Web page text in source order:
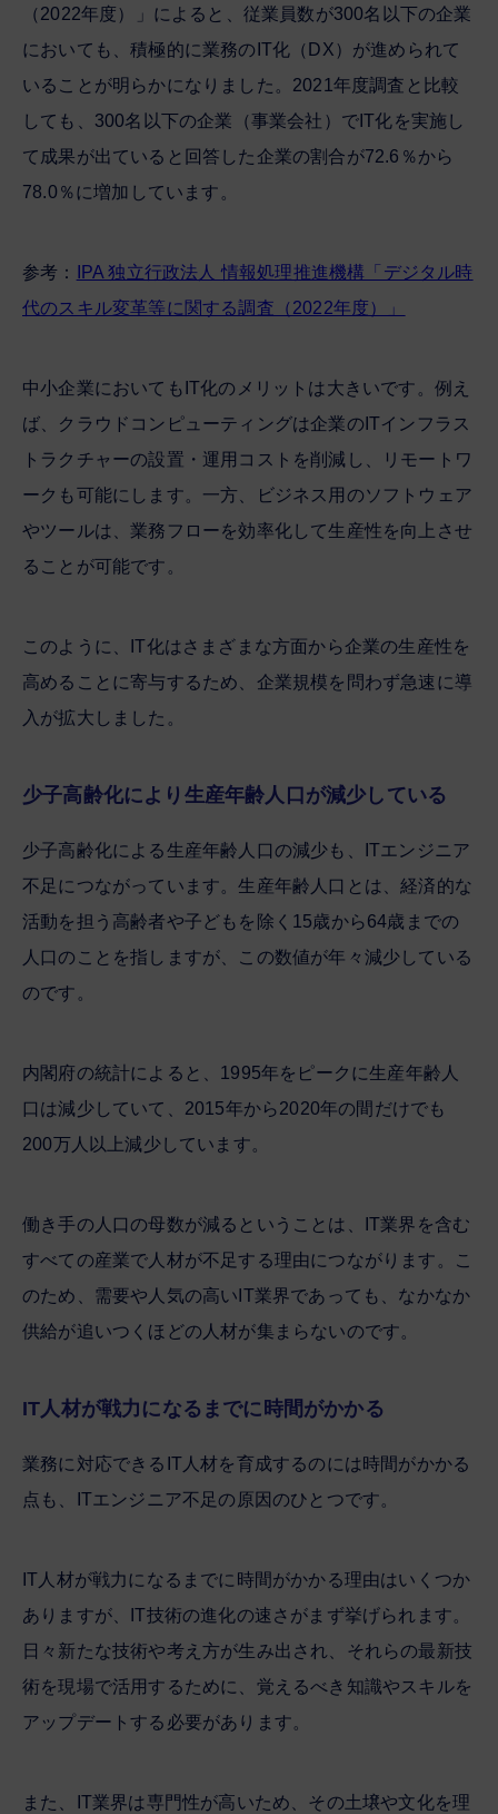
（2022年度）」によると、従業員数が300名以下の企業
においても、積極的に業務のIT化（DX）が進められて
いることが明らかになりました。2021年度調査と比較
しても、300名以下の企業（事業会社）でIT化を実施し
て成果が出ていると回答した企業の割合が72.6％から
78.0％に増加しています。
参考：
IPA 独立行政法人 情報処理推進機構「デジタル時
代のスキル変革等に関する調査（2022年度）」
中小企業においてもIT化のメリットは大きいです。例え
ば、クラウドコンピューティングは企業のITインフラス
トラクチャーの設置・運用コストを削減し、リモートワ
ークも可能にします。一方、ビジネス用のソフトウェア
やツールは、業務フローを効率化して生産性を向上させ
ることが可能です。
このように、IT化はさまざまな方面から企業の生産性を
高めることに寄与するため、企業規模を問わず急速に導
入が拡大しました。
少子高齢化により生産年齢人口が減少している
少子高齢化による生産年齢人口の減少も、ITエンジニア
不足につながっています。生産年齢人口とは、経済的な
活動を担う高齢者や子どもを除く15歳から64歳までの
人口のことを指しますが、この数値が年々減少している
のです。
内閣府の統計によると、1995年をピークに生産年齢人
口は減少していて、2015年から2020年の間だけでも
200万人以上減少しています。
働き手の人口の母数が減るということは、IT業界を含む
すべての産業で人材が不足する理由につながります。こ
のため、需要や人気の高いIT業界であっても、なかなか
供給が追いつくほどの人材が集まらないのです。
IT人材が戦力になるまでに時間がかかる
業務に対応できるIT人材を育成するのには時間がかかる
点も、ITエンジニア不足の原因のひとつです。
IT人材が戦力になるまでに時間がかかる理由はいくつか
ありますが、IT技術の進化の速さがまず挙げられます。
日々新たな技術や考え方が生み出され、それらの最新技
術を現場で活用するために、覚えるべき知識やスキルを
アップデートする必要があります。
また、IT業界は専門性が高いため、その土壌や文化を理